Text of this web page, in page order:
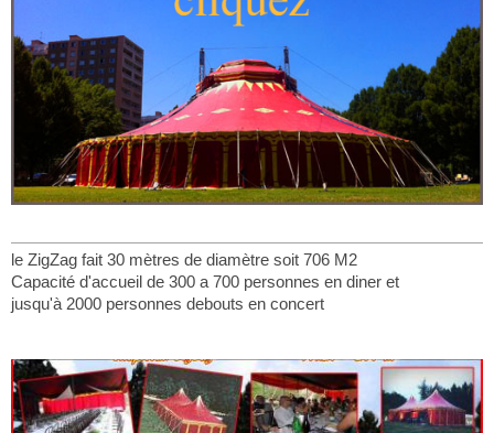
le ZigZag fait 30 mètres de diamètre soit 706 M2
Capacité d'accueil de 300 a 700 personnes en diner et
jusqu'à 2000 personnes debouts en concert